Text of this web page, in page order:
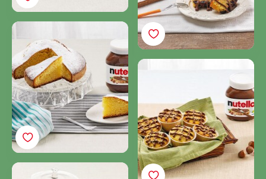
con Nutella®
sabores con Nutella®
Magdalenas con